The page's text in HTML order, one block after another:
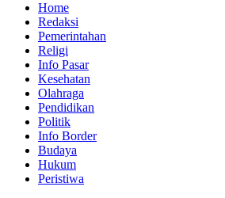
Home
Redaksi
Pemerintahan
Religi
Info Pasar
Kesehatan
Olahraga
Pendidikan
Politik
Info Border
Budaya
Hukum
Peristiwa